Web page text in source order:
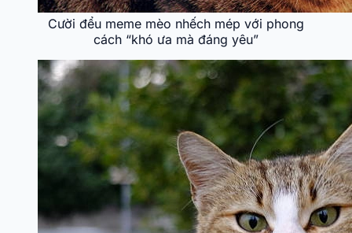
Cười đểu meme mèo nhếch mép với phong
cách “khó ưa mà đáng yêu”